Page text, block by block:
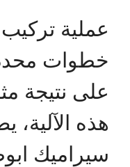
عملية
خطوات
على نتيجة
هذه
سيراميك